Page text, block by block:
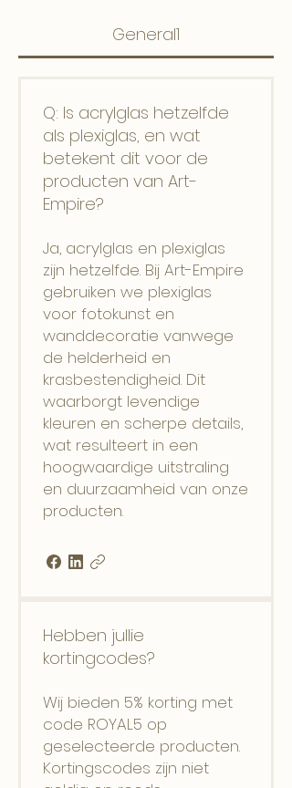
General1
Q: Is acrylglas hetzelfde
als plexiglas, en wat
betekent dit voor de
producten van Art-
Empire?
Ja, acrylglas en plexiglas
zijn hetzelfde. Bij Art-Empire
gebruiken we plexiglas
voor fotokunst en
wanddecoratie vanwege
de helderheid en
krasbestendigheid. Dit
waarborgt levendige
kleuren en scherpe details,
wat resulteert in een
hoogwaardige uitstraling
en duurzaamheid van onze
producten.
Hebben jullie
kortingcodes?
Wij bieden 5% korting met
code ROYAL5 op
geselecteerde producten.
Kortingscodes zijn niet